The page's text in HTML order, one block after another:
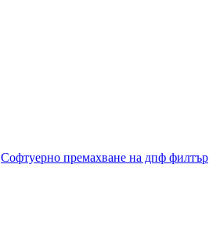
Софтуерно премахване на дпф филтър